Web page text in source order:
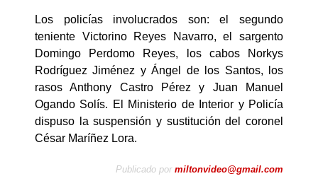
Los policías involucrados son: el segundo
teniente Victorino Reyes Navarro, el sargento
Domingo Perdomo Reyes, los cabos Norkys
Rodríguez Jiménez y Ángel de los Santos, los
rasos Anthony Castro Pérez y Juan Manuel
Ogando Solís. El Ministerio de Interior y Policía
dispuso la suspensión y sustitución del coronel
César Maríñez Lora.
Publicado por miltonvideo@gmail.com